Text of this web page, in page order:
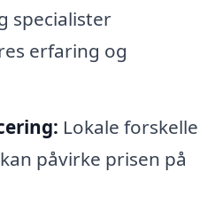
specialister
erfaring og
Lokale forskelle
påvirke prisen på